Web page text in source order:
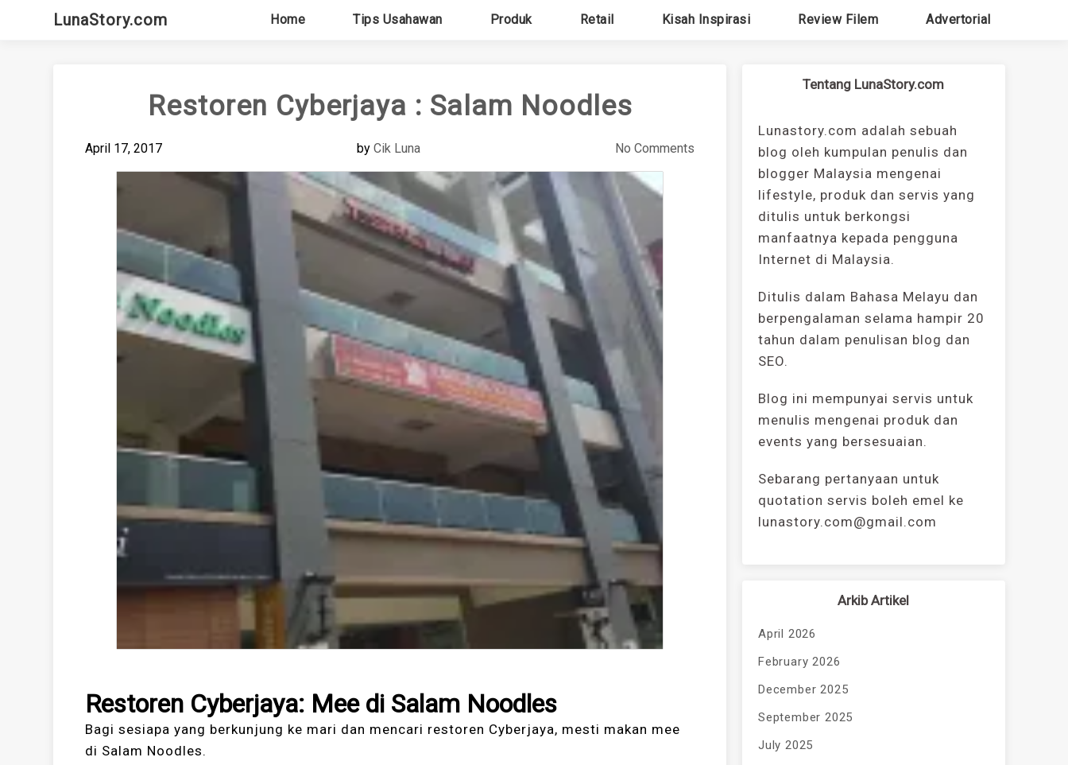
LunaStory.com Home Tips Usahawan Produk Retail Kisah Inspirasi Review Filem Advertorial
Restoren Cyberjaya : Salam Noodles
April 17, 2017 byCik Luna No Comments
Restoren Cyberjaya: Mee di Salam Noodles
Bagi sesiapa yang berkunjung ke mari dan mencari restoren Cyberjaya, mesti makan mee
di Salam Noodles.
Tentang LunaStory.com
Lunastory.com adalah sebuah
blog oleh kumpulan penulis dan
blogger Malaysia mengenai
lifestyle, produk dan servis yang
ditulis untuk berkongsi
manfaatnya kepada pengguna
Internet di Malaysia.
Ditulis dalam Bahasa Melayu dan
berpengalaman selama hampir 20
tahun dalam penulisan blog dan
SEO.
Blog ini mempunyai servis untuk
menulis mengenai produk dan
events yang bersesuaian.
Sebarang pertanyaan untuk
quotation servis boleh emel ke
lunastory.com@gmail.com
Arkib Artikel
April 2026
February 2026
December 2025
September 2025
July 2025